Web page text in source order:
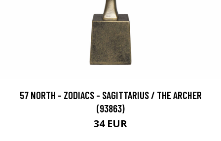
57 NORTH - ZODIACS - SAGITTARIUS / THE ARCHER
(93863)
34 EUR